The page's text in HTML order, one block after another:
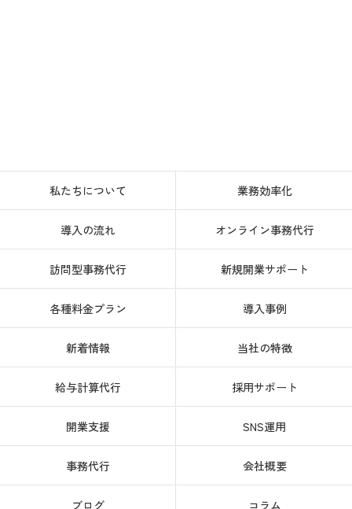
私たちについて 業務効率化
導入の流れ オンライン事務代行
訪問型事務代行 新規開業サポート
各種料金プラン 導入事例
新着情報 当社の特徴
給与計算代行 採用サポート
開業支援 SNS運用
事務代行 会社概要
ブログ コラム